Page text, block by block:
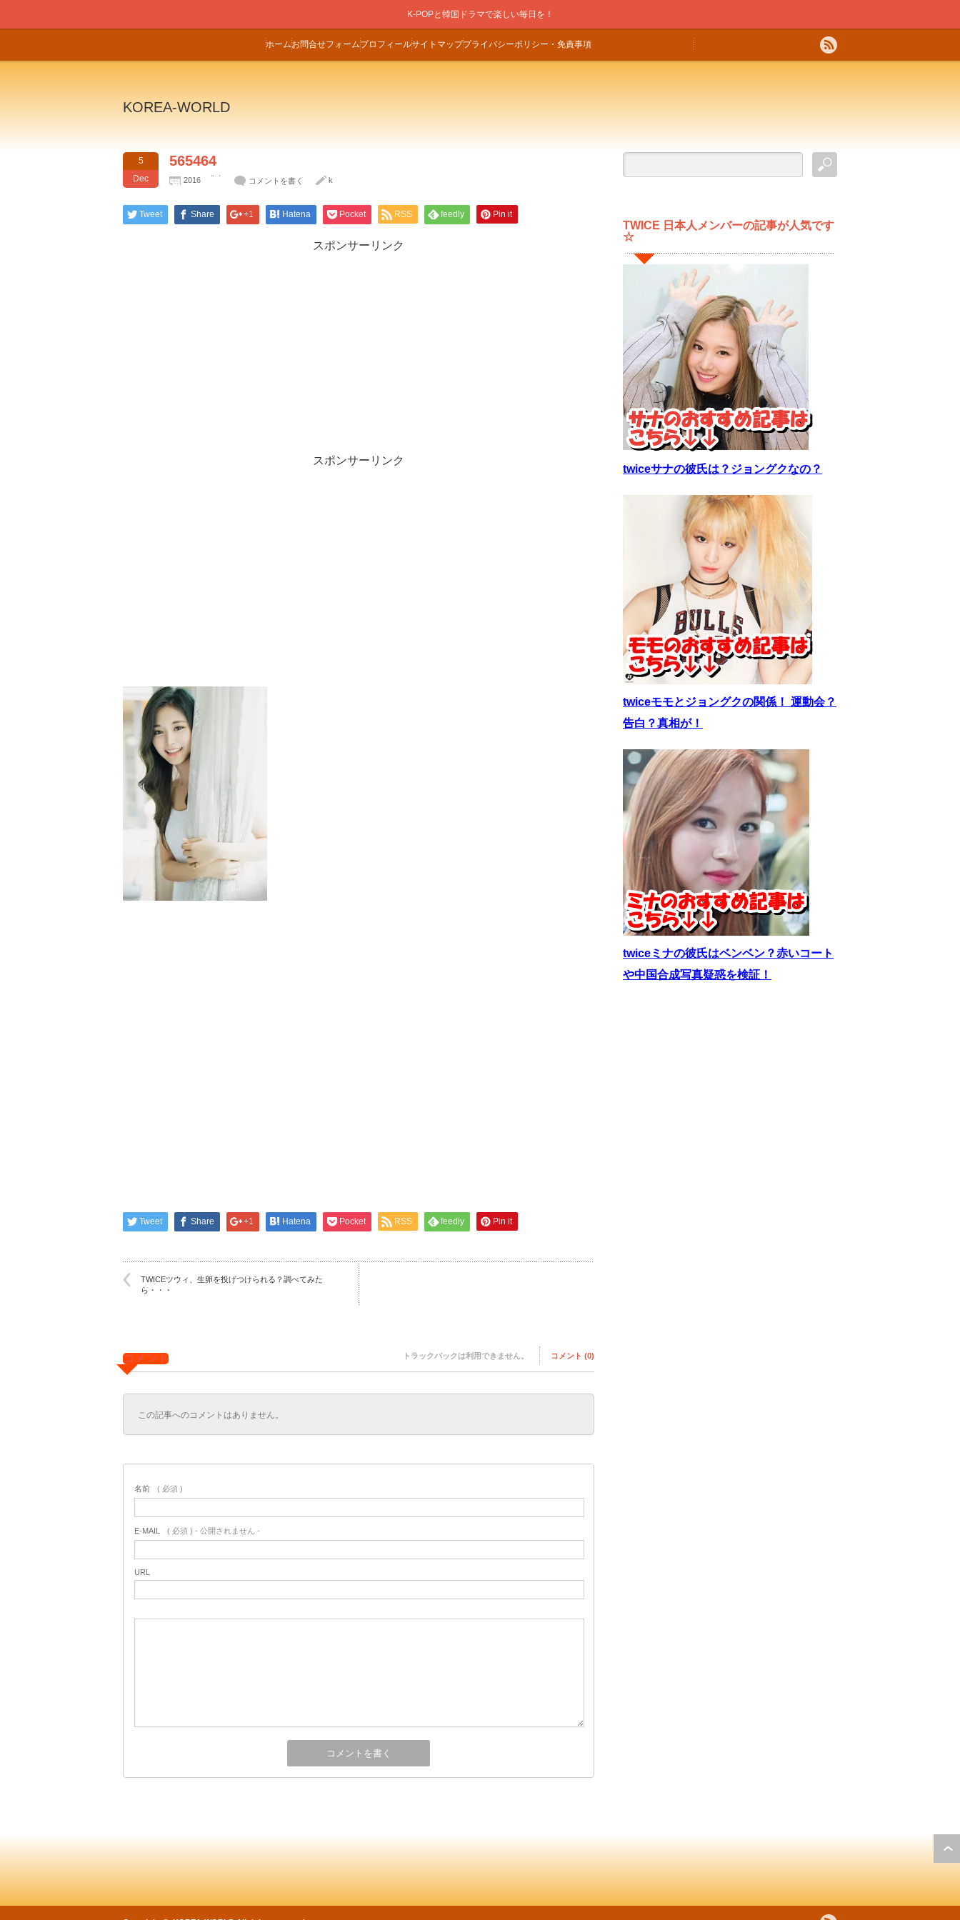
K-POPと韓国ドラマで楽しい毎日を！
ホームお問合せフォームプロフィールサイトマッププライバシーポリシー・免責事項
KOREA-WORLD
5
Dec
565464
2016 コメントを書く k
Tweet Share +1 Hatena Pocket RSS feedly Pin it
スポンサーリンク
スポンサーリンク
Tweet Share +1 Hatena Pocket RSS feedly Pin it
TWICEツウィ、生卵を投げつけられる？調べてみた
ら・・・
コメント トラックバックは利用できません。 コメント (0)
この記事へのコメントはありません。
名前 ( 必須 )
E-MAIL ( 必須 ) - 公開されません -
URL
TWICE 日本人メンバーの記事が人気です
☆
twiceサナの彼氏は？ジョングクなの？
twiceモモとジョングクの関係！ 運動会？
告白？真相が！
twiceミナの彼氏はベンベン？赤いコート
や中国合成写真疑惑を検証！